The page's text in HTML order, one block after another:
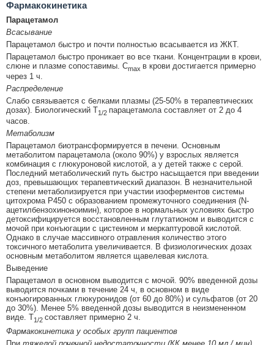
Фармакокинетика
Парацетамол
Всасывание
Парацетамол быстро и почти полностью всасывается из ЖКТ.
Парацетамол быстро проникает во все ткани. Концентрации в крови,
слюне и плазме сопоставимы. Cmax в крови достигается примерно
через 1 ч.
Распределение
Слабо связывается с белками плазмы (25-50% в терапевтических
дозах). Биологический T1/2 парацетамола составляет от 2 до 4
часов.
Метаболизм
Парацетамол биотрансформируется в печени. Основным
метаболитом парацетамола (около 90%) у взрослых является
комбинация с глюкуроновой кислотой, а у детей также с серой.
Последний метаболический путь быстро насыщается при введении
доз, превышающих терапевтический диапазон. В незначительной
степени метаболизируется при участии изоферментов системы
цитохрома P450 с образованием промежуточного соединения (N-
ацетилбензохиноноимин), которое в нормальных условиях быстро
детоксифицируется восстановленным глутатионом и выводится с
мочой при конъюгации с цистеином и меркаптуровой кислотой.
Однако в случае массивного отравления количество этого
токсичного метаболита увеличивается. В физиологических дозах
основным метаболитом является щавелевая кислота.
Выведение
Парацетамол в основном выводится с мочой. 90% введенной дозы
выводится почками в течение 24 ч, в основном в виде
конъюгированных глюкуронидов (от 60 до 80%) и сульфатов (от 20
до 30%). Менее 5% введенной дозы выводится в неизмененном
виде. T1/2 составляет примерно 2 ч.
Фармакокинетика у особых групп пациентов